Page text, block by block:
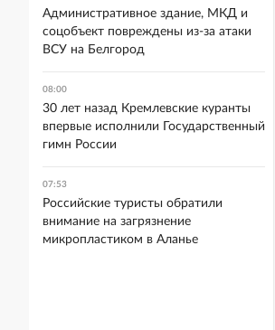
Административное здание, МКД и
соцобъект повреждены из-за атаки
ВСУ на Белгород
08:00
30 лет назад Кремлевские куранты
впервые исполнили Государственный
гимн России
07:53
Российские туристы обратили
внимание на загрязнение
микропластиком в Аланье